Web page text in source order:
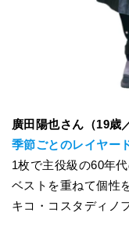
廣田陽也さん（19歳
季節ごとのレイヤー
1枚で主役級の60年
ベストを重ねて個性
キコ・コスタディノ